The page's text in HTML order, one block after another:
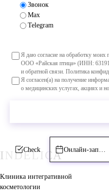
Звонок
Max
Telegram
Я даю согласие на обработку моих
ООО «Райская птица» (ИНН:
и обратной связи. Политика
Я согласен(а) на получение
о медицинских услугах, акциях и
Check
INDELICA
Клиника интегративной
косметологии